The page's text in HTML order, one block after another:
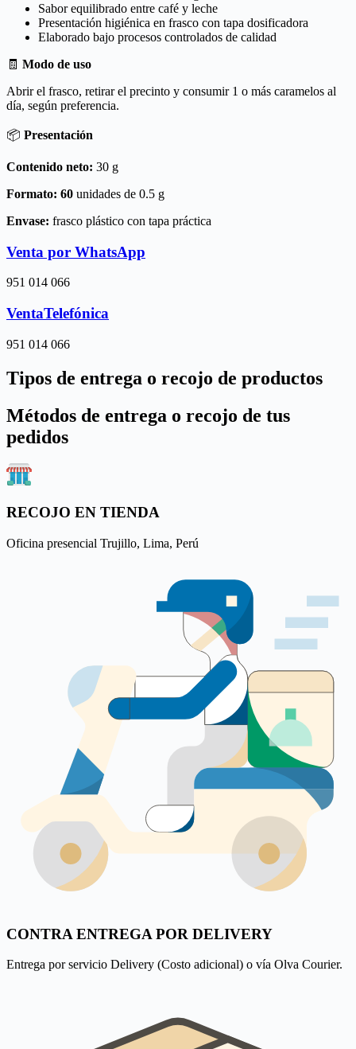
Sabor equilibrado entre café y leche
Presentación higiénica en frasco con tapa dosificadora
Elaborado bajo procesos controlados de calidad
🧾 Modo de uso
Abrir el frasco, retirar el precinto y consumir 1 o más caramelos al
día, según preferencia.
📦 Presentación
Contenido neto: 30 g
Formato: 60 unidades de 0.5 g
Envase: frasco plástico con tapa práctica
Venta por WhatsApp
951 014 066
VentaTelefónica
951 014 066
Tipos de entrega o recojo de productos
Métodos de entrega o recojo de tus
pedidos
RECOJO EN TIENDA
Oficina presencial Trujillo, Lima, Perú
CONTRA ENTREGA POR DELIVERY
Entrega por servicio Delivery (Costo adicional) o vía Olva Courier.